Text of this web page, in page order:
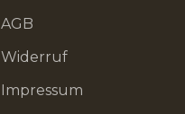
AGB
Widerruf
Impressum